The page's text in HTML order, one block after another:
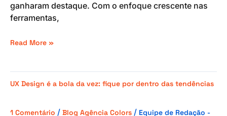
ganharam destaque. Com o enfoque crescente nas
ferramentas,
Read More »
UX Design é a bola da vez: fique por dentro das tendências
1 Comentário / Blog Agência Colors / Equipe de Redação -
Design
a